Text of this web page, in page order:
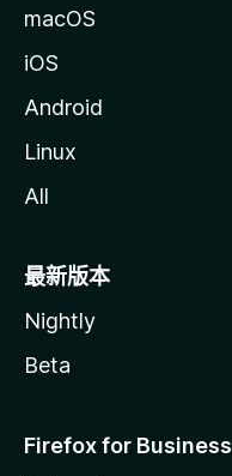
macOS
iOS
Android
Linux
All
最新版本
Nightly
Beta
Firefox for Business